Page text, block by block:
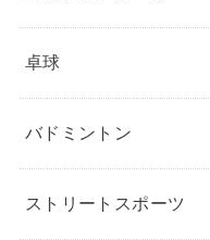
卓球
バドミントン
ストリートスポーツ